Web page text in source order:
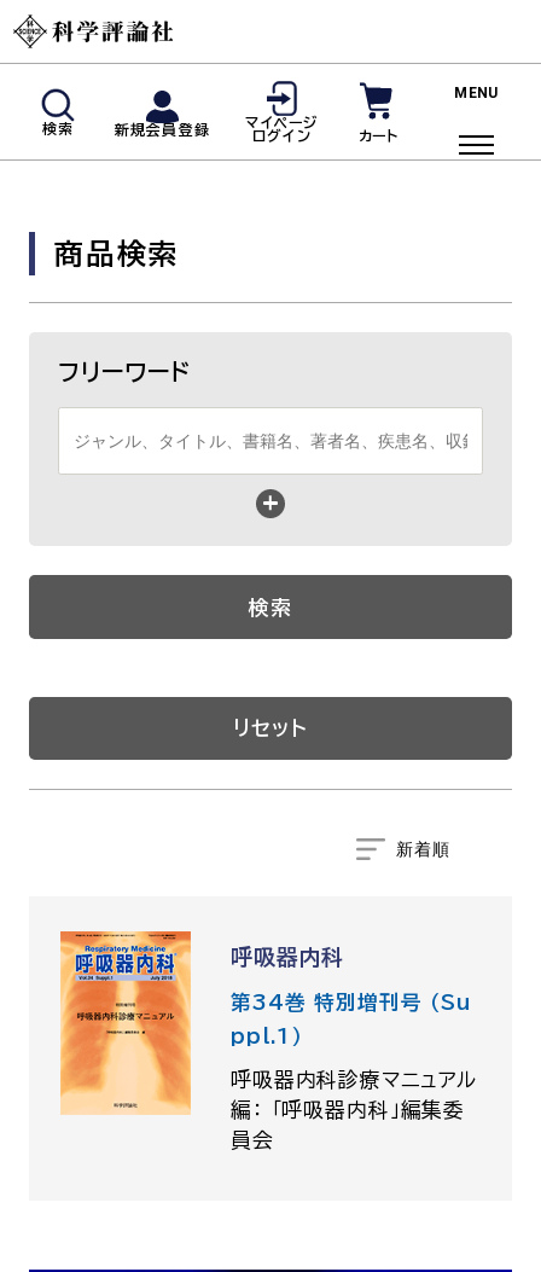
検索 新規会員登録
マイページ
ログイン
カート
新規会員登録
マイページログイン
よくあるご質問
脳神経内科(神経内科)
糖尿病・内分
消化器・肝臓内
感染症内科
特別増刊号
書籍
商品検索
フリーワード
検索
リセット
呼吸器内科
第34巻 特別増刊号 （Su
ppl.1）
呼吸器内科診療マニュアル
編： 「呼吸器内科」編集委
員会